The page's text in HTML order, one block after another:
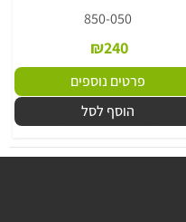
850-050
₪240
פרטים נוספים
הוסף לסל